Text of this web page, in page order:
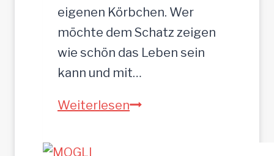
eigenen Körbchen. Wer
möchte dem Schatz zeigen
wie schön das Leben sein
kann und mit…
WeiterlesenZEUS